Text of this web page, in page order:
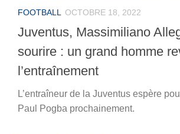
FOOTBALL OCTOBRE 18, 2022
Juventus, Massimiliano
sourire : un grand homme
l’entraînement
L’entraîneur de la Juventus espère
Paul Pogba prochainement.